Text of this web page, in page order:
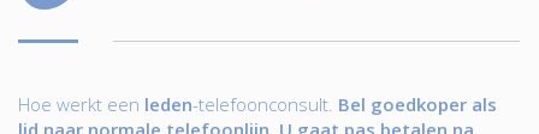
Hoe werkt een leden-telefoonconsult. Bel goedkoper als
lid naar normale telefoonlijn. U gaat pas betalen na